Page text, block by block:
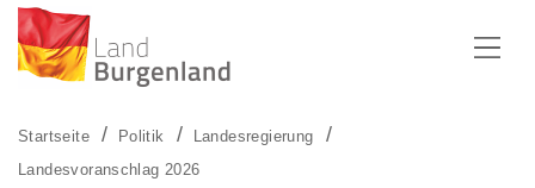
Startseite Politik
Landesregierung
Landesvoranschlag 2026